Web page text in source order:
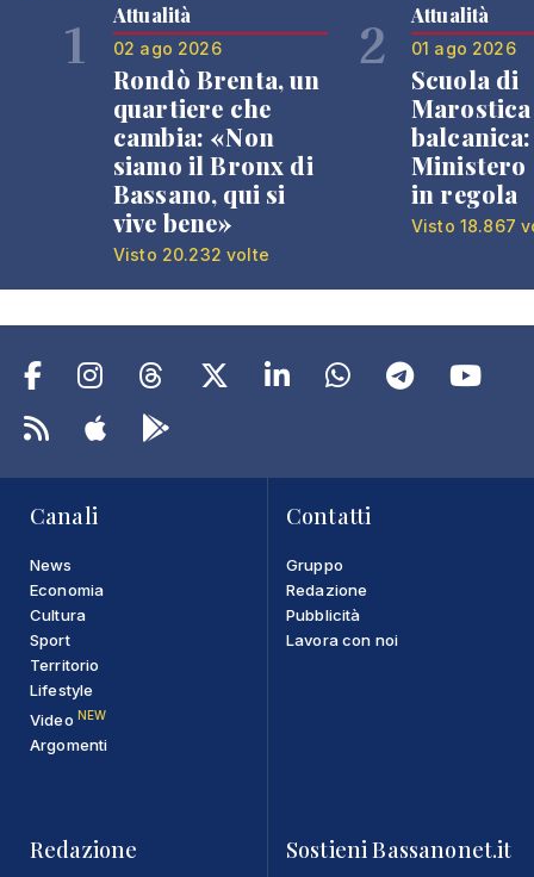
1 Attualità
02 ago 2026
Rondò Brenta, un
quartiere che
cambia: «Non
siamo il Bronx di
Bassano, qui si
vive bene»
Visto 20.232 volte
2 Attualità
01 ago 2026
Scuola di
Ministero
in regola
Visto 18.867
Canali
News
Economia
Cultura
Sport
Territorio
Lifestyle
Video NEW
Argomenti
Contatti
Gruppo
Redazione
Pubblicità
Lavora con noi
Redazione Sostieni Bassanonet.it